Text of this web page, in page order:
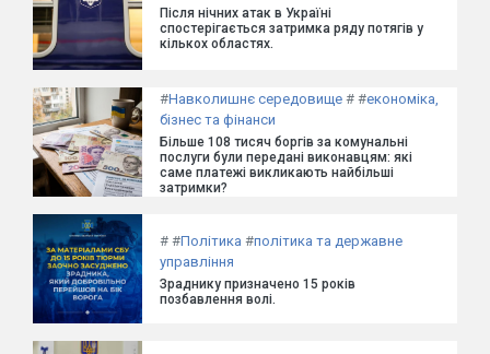
Після нічних атак в Україні
спостерігається затримка ряду потягів у
кількох областях.
#Навколишнє середовище # #економіка,
бізнес та фінанси
Більше 108 тисяч боргів за комунальні
послуги були передані виконавцям: які
саме платежі викликають найбільші
затримки?
# #Політика #політика та державне
управління
Зраднику призначено 15 років
позбавлення волі.